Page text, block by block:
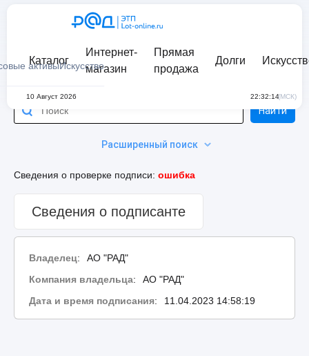
активыИскусство
Каталог
Интернет-
магазин
Прямая
продажа
Долги
10 Август 2026 22:32:14(МСК)
Расширенный поиск
Найти
Сведения о проверке подписи: ошибка
Сведения о подписанте
Владелец:
АО "РАД"
Компания владельца:
АО "РАД"
Дата и время подписания: 11.04.2023 14:58:19